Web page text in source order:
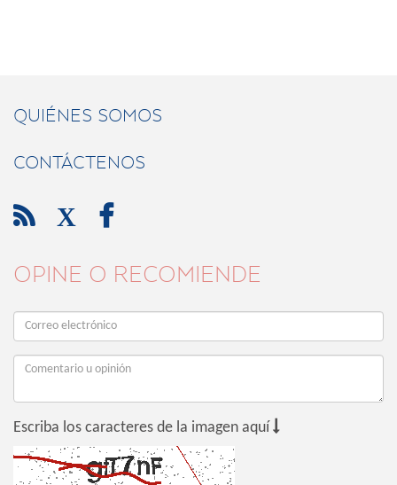
QUIÉNES SOMOS
CONTÁCTENOS
 X 
OPINE O RECOMIENDE
Escriba los caracteres de la imagen aquí 